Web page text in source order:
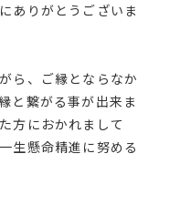
ありがとうございま
ら、ご縁とならなか
と繋がる事が出来ま
方におかれまして
生懸命精進に努める